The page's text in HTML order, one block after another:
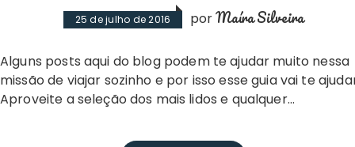
25 de julho de 2016 porMaíra Silveira
Alguns posts aqui do blog podem te ajudar muito nessa
missão de viajar sozinho e por isso esse guia vai te
Aproveite a seleção dos mais lidos e qualquer…